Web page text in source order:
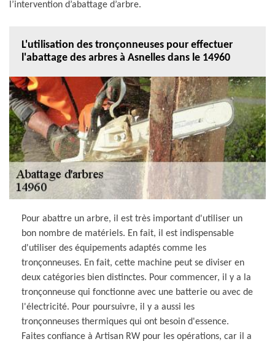
l’intervention d’abattage d’arbre.
L'utilisation des tronçonneuses pour effectuer
l'abattage des arbres à Asnelles dans le 14960
Pour abattre un arbre, il est très important d'utiliser un
bon nombre de matériels. En fait, il est indispensable
d'utiliser des équipements adaptés comme les
tronçonneuses. En fait, cette machine peut se diviser en
deux catégories bien distinctes. Pour commencer, il y a la
tronçonneuse qui fonctionne avec une batterie ou avec de
l'électricité. Pour poursuivre, il y a aussi les
tronçonneuses thermiques qui ont besoin d'essence.
Faites confiance à Artisan RW pour les opérations, car il a